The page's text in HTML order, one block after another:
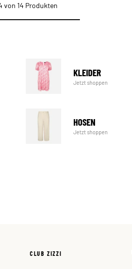
von 14 Produkten
KLEIDER
Jetzt shoppen
HOSEN
Jetzt shoppen
CLUB ZIZZI